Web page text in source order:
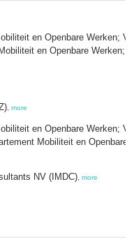
en Openbare Werken;
en Openbare Werken;
more
en Openbare Werken;
Mobiliteit en Openbare
NV (IMDC) more